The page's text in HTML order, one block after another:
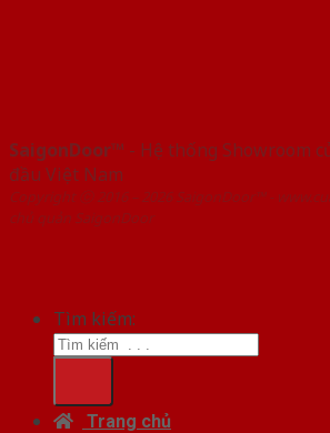
SaigonDoor™ - Hệ thống Showroom
đầu Việt Nam
Copyright ⓒ 2016 – 2026 SaigonDoor™ -
chủ quản SaigonDoor
Tìm kiếm:
Trang chủ